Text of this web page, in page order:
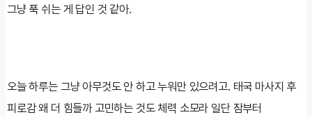
그냥 푹 쉬는 게 답인 것 같아.
오늘 하루는 그냥 아무것도 안 하고 누워만 있으려고. 태국 마사지 후
피로감 왜 더 힘들까 고민하는 것도 체력 소모라 일단 잠부터